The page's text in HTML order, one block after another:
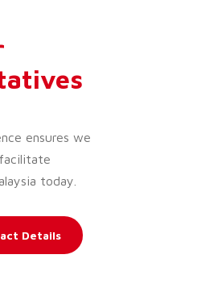
ensures we
today.
Details